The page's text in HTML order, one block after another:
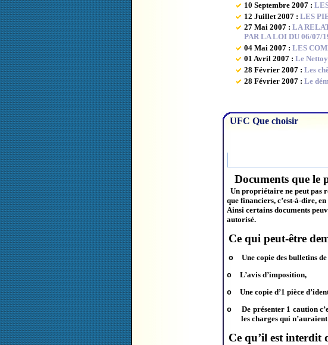
10 Septembre 2007 :
12 Juillet 2007 : LES
27 Mai 2007 : LA
PAR LA LOI DU 06/07/
04 Mai 2007 : LES
01 Avril 2007 : Le
28 Février 2007 : Les
28 Février 2007 : Le
UFC Que choisir
Documents que le
Un propriétaire ne peut pas
que financiers, c’est-à-dire,
Ainsi certains documents
autorisé.
Ce qui peut-être
o
Une copie des bulletins
o
L’avis d’imposition,
o
Une copie d’1 pièce
o
De présenter 1 caution
les charges qui
Ce qu’il est interdit